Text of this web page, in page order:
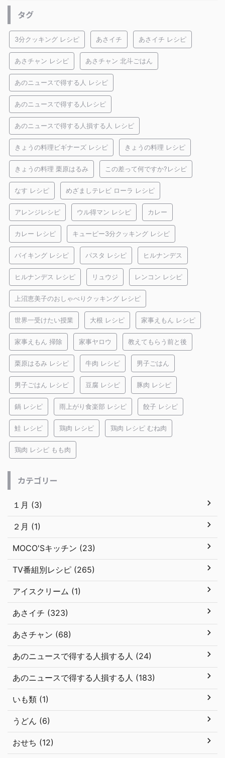
タグ
3分クッキング レシピ あさイチ あさイチ レシピ
あさチャン レシピ あさチャン 北斗ごはん
あのニュースで得する人 レシピ
あのニュースで得する人レシピ
あのニュースで得する人損する人 レシピ
きょうの料理ビギナーズ レシピ きょうの料理 レシピ
きょうの料理 栗原はるみ この差って何ですか?レシピ
なす レシピ めざましテレビ ローラ レシピ
アレンジレシピ ウル得マン レシピ カレー
カレー レシピ キューピー3分クッキング レシピ
バイキング レシピ パスタ レシピ ヒルナンデス
ヒルナンデス レシピ リュウジ レンコン レシピ
上沼恵美子のおしゃべりクッキング レシピ
世界一受けたい授業 大根 レシピ 家事えもん レシピ
家事えもん 掃除 家事ヤロウ 教えてもらう前と後
栗原はるみ レシピ 牛肉 レシピ 男子ごはん
男子ごはん レシピ 豆腐 レシピ 豚肉 レシピ
鍋 レシピ 雨上がり食楽部 レシピ 餃子 レシピ
鮭 レシピ 鶏肉 レシピ 鶏肉 レシピ むね肉
鶏肉 レシピ もも肉
カテゴリー
１月 (3)
２月 (1)
MOCO'Sキッチン (23)
TV番組別レシピ (265)
アイスクリーム (1)
あさイチ (323)
あさチャン (68)
あのニュースで得する人損する人 (24)
あのニュースで得する人損する人 (183)
いも類 (1)
うどん (6)
おせち (12)